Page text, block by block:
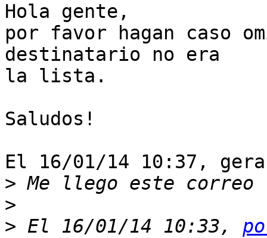
Hola gente,
por favor hagan caso
destinatario no era
la lista.
Saludos!
El 16/01/14 10:37,
>
>
> El 16/01/14 10:33,